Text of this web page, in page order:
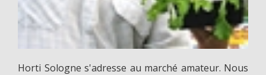
Horti Sologne s'adresse au marché amateur. Nous